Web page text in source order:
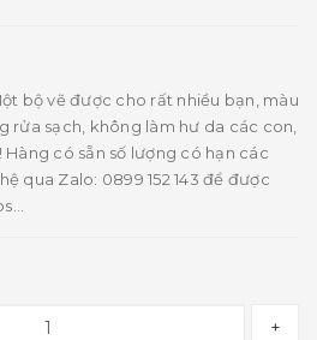
bộ vẽ được cho rất nhiều bạn, màu
rửa sạch, không làm hư da các con,
Hàng có sẵn số lượng có hạn các
qua Zalo: 0899 152 143 để được
+